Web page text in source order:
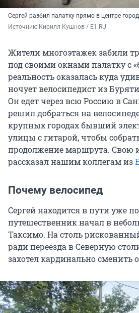
Сергей разбил палатку прямо в центре
Источник: Кирилл Кушнов / E1.RU
Жители многоэтажек забили
под своими окнами палатку с
реальность оказалась куда
ночует велосипедист из
Он едет через всю Россию в
решил добраться на
крупных городах бывший
улицы с гитарой, чтобы
продолжение маршрута. Свою
рассказал нашим коллегам из
Почему велосипед
Сергей находится в пути уже
путешественник начал в
Таксимо. На столь
ради переезда в Северную
захотел кардинально сменить